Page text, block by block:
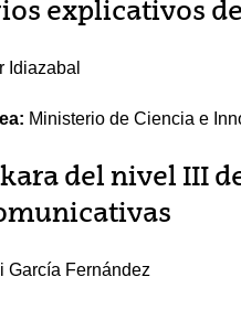
explicativos
Idiazabal
Ministerio de Ciencia e
del nivel III
García Fernández